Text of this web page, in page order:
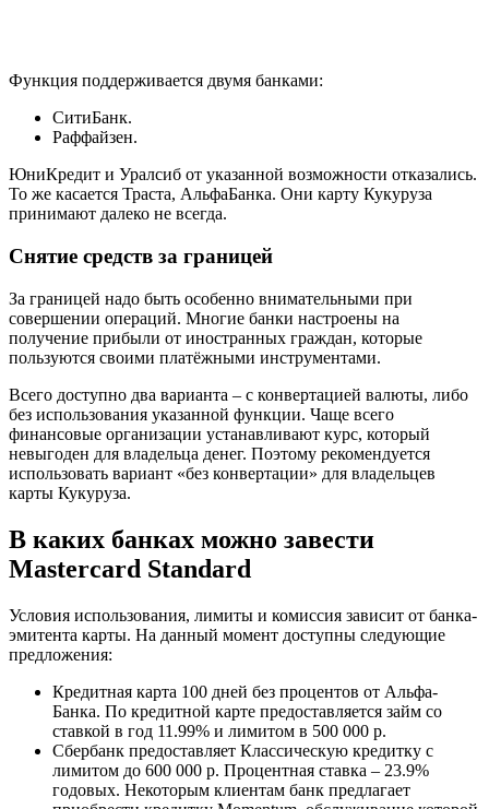
Функция поддерживается двумя банками:
СитиБанк.
Раффайзен.
ЮниКредит и Уралсиб от указанной возможности отказались.
То же касается Траста, АльфаБанка. Они карту Кукуруза
принимают далеко не всегда.
Снятие средств за границей
За границей надо быть особенно внимательными при
совершении операций. Многие банки настроены на
получение прибыли от иностранных граждан, которые
пользуются своими платёжными инструментами.
Всего доступно два варианта – с конвертацией валюты, либо
без использования указанной функции. Чаще всего
финансовые организации устанавливают курс, который
невыгоден для владельца денег. Поэтому рекомендуется
использовать вариант «без конвертации» для владельцев
карты Кукуруза.
В каких банках можно завести
Mastercard Standard
Условия использования, лимиты и комиссия зависит от банка-
эмитента карты. На данный момент доступны следующие
предложения:
Кредитная карта 100 дней без процентов от Альфа-
Банка. По кредитной карте предоставляется займ со
ставкой в год 11.99% и лимитом в 500 000 р.
Сбербанк предоставляет Классическую кредитку с
лимитом до 600 000 р. Процентная ставка – 23.9%
годовых. Некоторым клиентам банк предлагает